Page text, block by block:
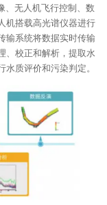
、无人机飞行控制、数
机搭载高光谱仪器进行
输系统将数据实时传输
、校正和解析，提取水
质评价和污染判定。